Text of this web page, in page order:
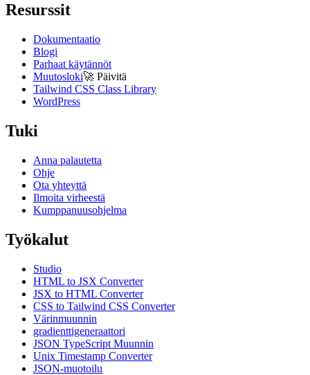
Resurssit
Dokumentaatio
Blogi
Parhaat käytännöt
Muutosloki🚀 Päivitä
Tailwind CSS Class Library
WordPress
Tuki
Anna palautetta
Ohje
Ota yhteyttä
Ilmoita virheestä
Kumppanuusohjelma
Työkalut
Studio
HTML to JSX Converter
JSX to HTML Converter
CSS to Tailwind CSS Converter
Värinmuunnin
gradienttigeneraattori
JSON TypeScript Muunnin
Unix Timestamp Converter
JSON-muotoilu